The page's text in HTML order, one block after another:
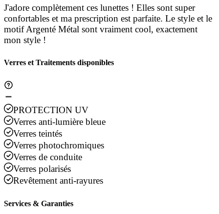
J'adore complètement ces lunettes ! Elles sont super
confortables et ma prescription est parfaite. Le style et le
motif Argenté Métal sont vraiment cool, exactement
mon style !
Verres et Traitements disponibles
PROTECTION UV
Verres anti-lumière bleue
Verres teintés
Verres photochromiques
Verres de conduite
Verres polarisés
Revêtement anti-rayures
Services & Garanties